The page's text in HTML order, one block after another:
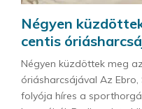
Négyen
centis
Négyen küzdöttek meg
óriásharcsájával Az
folyója híres a